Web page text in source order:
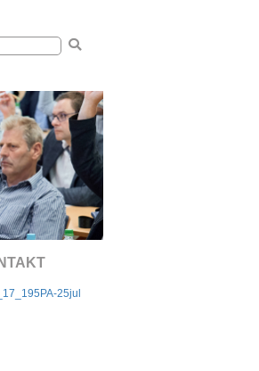
25jul